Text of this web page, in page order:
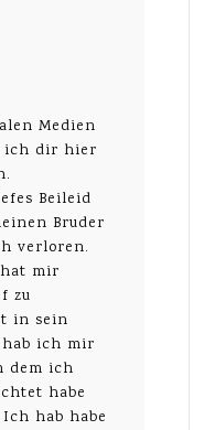
Medien
ich dir hier
Beileid
Bruder
verloren.
mir
zu
in sein
hab ich mir
dem ich
habe
hab habe